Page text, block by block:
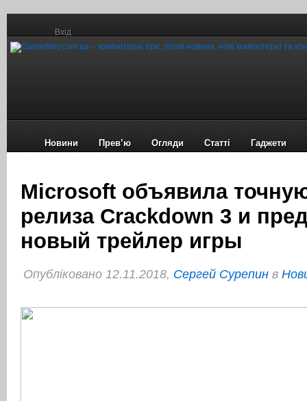
Вхід
Новини Прев’ю Огляди Статті Гаджети
Microsoft объявила
релиза Crackdown 3 и
новый трейлер игры
Опубліковано 12.11.2018, Сергей Сурепин в